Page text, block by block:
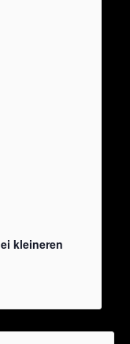
kleineren